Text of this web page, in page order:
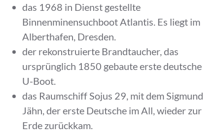
das 1968 in Dienst gestellte
Binnenminensuchboot Atlantis. Es liegt im
Alberthafen, Dresden.
der rekonstruierte Brandtaucher, das
ursprünglich 1850 gebaute erste deutsche
U-Boot.
das Raumschiff Sojus 29, mit dem Sigmund
Jähn, der erste Deutsche im All, wieder zur
Erde zurückkam.